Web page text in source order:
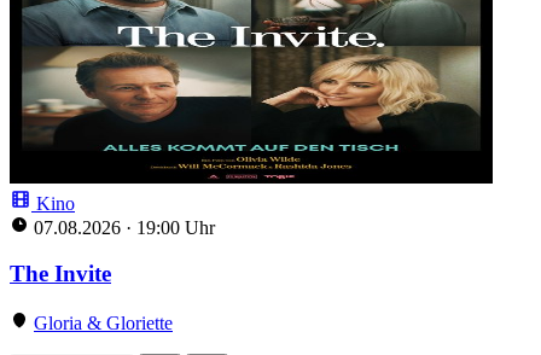
Kino
07.08.2026 · 19:00 Uhr
The Invite
Gloria & Gloriette